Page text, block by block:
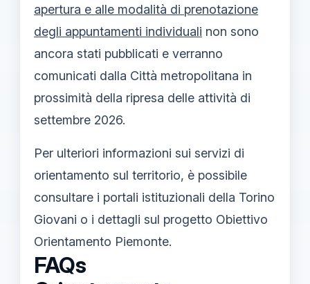
apertura e alle modalità di prenotazione
degli appuntamenti individuali non sono
ancora stati pubblicati e verranno
comunicati dalla Città metropolitana in
prossimità della ripresa delle attività di
settembre 2026.
Per ulteriori informazioni sui servizi di
orientamento sul territorio, è possibile
consultare i portali istituzionali della Torino
Giovani o i dettagli sul progetto Obiettivo
Orientamento Piemonte.
FAQs